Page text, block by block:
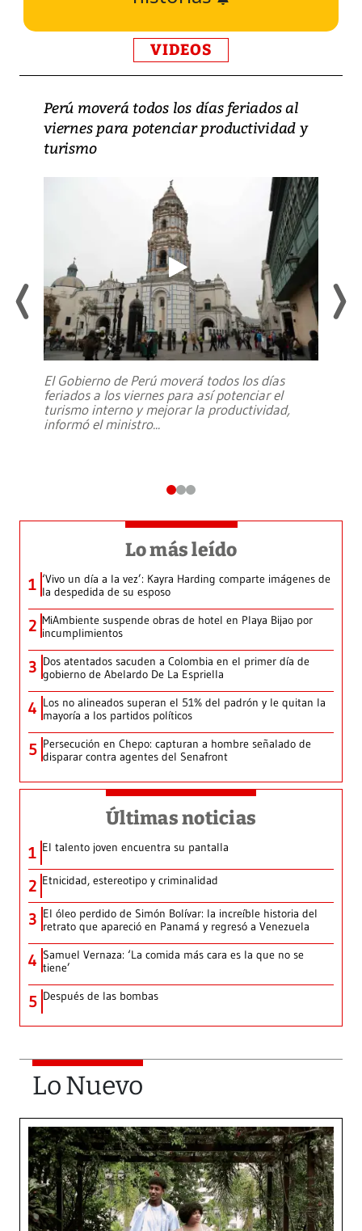
VIDEOS
Perú moverá todos los días feriados al
viernes para potenciar productividad y
turismo
El Gobierno de Perú moverá todos los días
feriados a los viernes para así potenciar el
turismo interno y mejorar la productividad,
informó el ministro...
Lo más leído
1 ‘Vivo un día a la vez’: Kayra Harding comparte imágenes de
la despedida de su esposo
2 MiAmbiente suspende obras de hotel en Playa Bijao por
incumplimientos
3 Dos atentados sacuden a Colombia en el primer día de
gobierno de Abelardo De La Espriella
4 Los no alineados superan el 51% del padrón y le quitan la
mayoría a los partidos políticos
5 Persecución en Chepo: capturan a hombre señalado de
disparar contra agentes del Senafront
Últimas noticias
1 El talento joven encuentra su pantalla​
2 Etnicidad, estereotipo y criminalidad
3 El óleo perdido de Simón Bolívar: la increíble historia del
retrato que apareció en Panamá y regresó a Venezuela
4 Samuel Vernaza: ‘La comida más cara es la que no se
tiene’
5 Después de las bombas
Lo Nuevo